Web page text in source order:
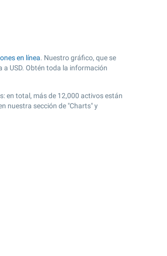
en línea. Nuestro gráfico, que se
a USD. Obtén toda la información
en total, más de 12,000 activos están
nuestra sección de "Charts" y